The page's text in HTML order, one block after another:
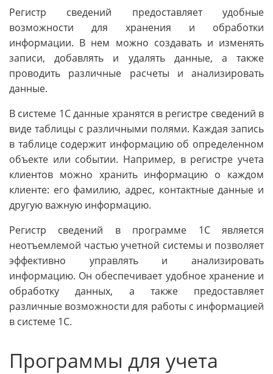
Регистр сведений предоставляет удобные
возможности для хранения и обработки
информации. В нем можно создавать и изменять
записи, добавлять и удалять данные, а также
проводить различные расчеты и анализировать
данные.
В системе 1С данные хранятся в регистре сведений в
виде таблицы с различными полями. Каждая запись
в таблице содержит информацию об определенном
объекте или событии. Например, в регистре учета
клиентов можно хранить информацию о каждом
клиенте: его фамилию, адрес, контактные данные и
другую важную информацию.
Регистр сведений в программе 1С является
неотъемлемой частью учетной системы и позволяет
эффективно управлять и анализировать
информацию. Он обеспечивает удобное хранение и
обработку данных, а также предоставляет
различные возможности для работы с информацией
в системе 1С.
Программы для учета